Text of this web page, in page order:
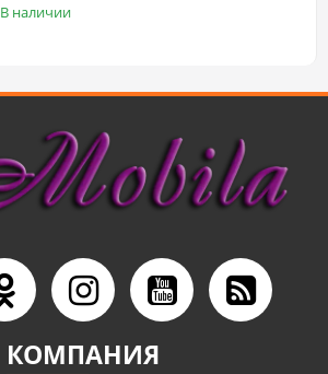
В наличии
КОМПАНИЯ